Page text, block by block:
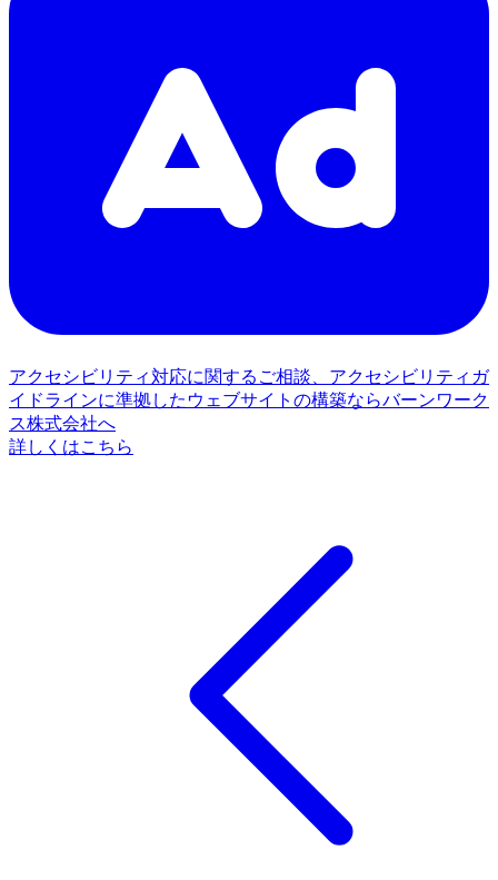
アクセシビリティ対応に関するご相談、アクセシビリティガ
イドラインに準拠したウェブサイトの構築ならバーンワーク
ス株式会社へ
詳しくはこちら